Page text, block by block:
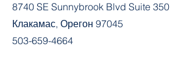
8740 SE Sunnybrook Blvd Suite 350
Клакамас, Орегон 97045
503-659-4664